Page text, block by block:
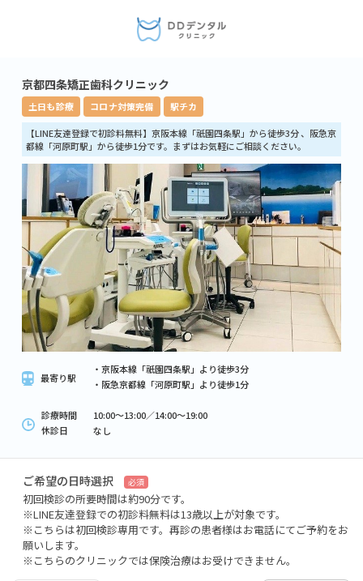
京都四条矯正歯科クリニック
土日も診療 コロナ対策完備 駅チカ
【LINE友達登録で初診料無料】京阪本線「祇園四条駅」から徒歩3分 、阪急京
都線「河原町駅」から徒歩1分です。まずはお気軽にご相談ください。
最寄り駅
・京阪本線「祇園四条駅」より徒歩3分
・阪急京都線「河原町駅」より徒歩1分
診療時間
10:00～13:00／14:00～19:00
休診日
なし
ご希望の日時選択 必須
初回検診の所要時間は約90分です。
※LINE友達登録での初診料無料は13歳以上が対象です。
※こちらは初回検診専用です。再診の患者様はお電話にてご予約をお
願いします。
※こちらのクリニックでは保険治療はお受けできません。